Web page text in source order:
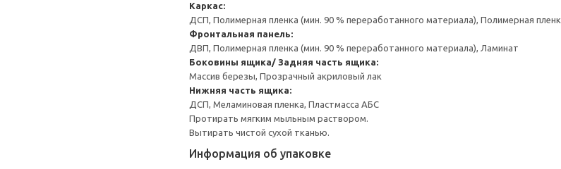
Каркас:
ДСП, Полимерная пленка (мин. 90 % переработанного материала), Полимерная
Фронтальная панель:
ДВП, Полимерная пленка (мин. 90 % переработанного материала), Ламинат
Боковины ящика/ Задняя часть ящика:
Массив березы, Прозрачный акриловый лак
Нижняя часть ящика:
ДСП, Меламиновая пленка, Пластмасса АБС
Протирать мягким мыльным раствором.
Вытирать чистой сухой тканью.
Информация об упаковке